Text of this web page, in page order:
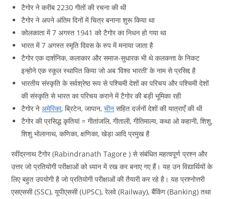
टैगोर ने करीब 2230 गीतों की रचना की थी
टैगोर ने अपने अंतिम दिनों में चित्र बनाना शुरू किया था
कोलकाता में 7 अगस्त 1941 को टैगोर का निधन हो गया था
भारत में 7 अगस्त स्मृति दिवस के रुप में मनाया जाता है
टैगोर एक दार्शनिक, कलाकार और समाज-सुधारक भी थे कलकत्ता के निकट
इन्होने एक स्कूल स्थापित किया जो अब ‘विश्व भारती’ के नाम से प्रसिद्द है
भारतीय संस्कृति के सर्वश्रेष्ठ रूप से पश्चिमी देशों का परिचय और पश्चिमी देशों
की संस्कृति से भारत का परिचय कराने में टैगोर की बड़ी भूमिका रही
टैगोर नेअमेरिका, ब्रिटेन, जापान,चीन सहित दर्जनों देशों की यात्राएँ की थी
टैगोर की प्रसिद्ध कृतियां = गीतांजलि, गीताली, गीतिमाल्य, कथा ओ कहानी, शिशु,
शिशु भोलानाथ, कणिका, क्षणिका, खेड़ा आदि प्रमुख है
रवींद्रनाथ टैगोर (Rabindranath Tagore ) से संबंधित महत्वपूर्ण प्रश्न और
उत्तर जो प्रतियोगी परीक्षाओं को ध्यान में रख कर बनाए गए हैं। यह उन विद्यार्थियों के
लिए बहुत उपयोगी है जो प्रतियोगी परीक्षाओं की तैयारी कर रहे है। यह प्रश्नोत्तरी
एसएससी (SSC), यूपीएससी (UPSC), रेलवे (Railway), बैंकिंग (Banking) तथा